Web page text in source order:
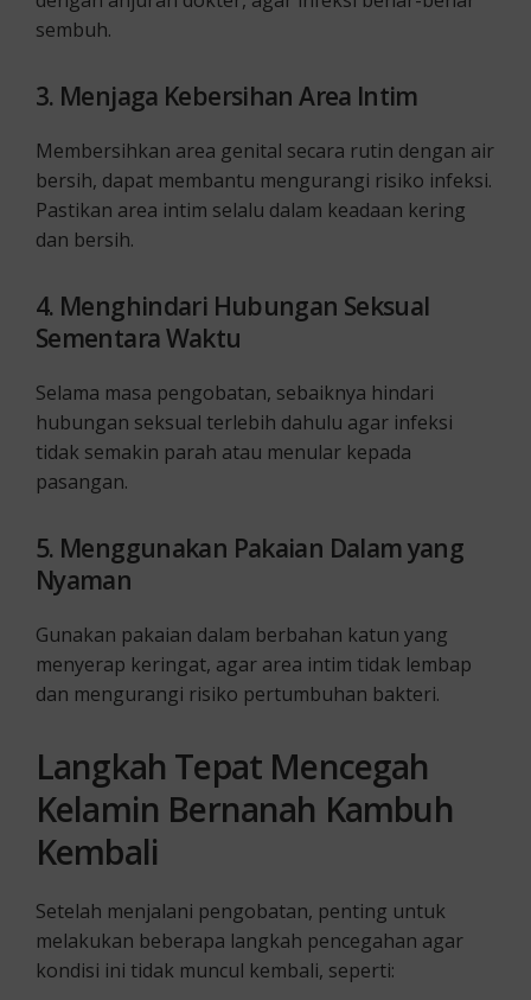
sembuh.
3. Menjaga Kebersihan Area Intim
Membersihkan area genital secara rutin dengan air
bersih, dapat membantu mengurangi risiko infeksi.
Pastikan area intim selalu dalam keadaan kering
dan bersih.
4. Menghindari Hubungan Seksual
Sementara Waktu
Selama masa pengobatan, sebaiknya hindari
hubungan seksual terlebih dahulu agar infeksi
tidak semakin parah atau menular kepada
pasangan.
5. Menggunakan Pakaian Dalam yang
Nyaman
Gunakan pakaian dalam berbahan katun yang
menyerap keringat, agar area intim tidak lembap
dan mengurangi risiko pertumbuhan bakteri.
Langkah Tepat Mencegah
Kelamin Bernanah Kambuh
Kembali
Setelah menjalani pengobatan, penting untuk
melakukan beberapa langkah pencegahan agar
kondisi ini tidak muncul kembali, seperti: